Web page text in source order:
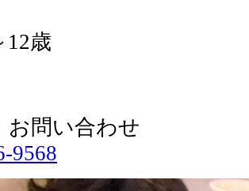
12歳
お問い合わせ
9568